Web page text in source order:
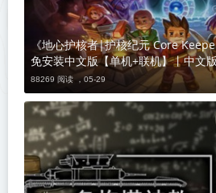
《地心护核者|护核纪元 Core
免安装中文版【单机+联机】丨中文
88269 阅读 ，05-29